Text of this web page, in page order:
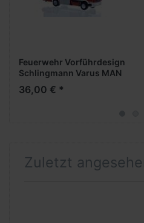
Feuerwehr Vorführdesign
Schlingmann Varus MAN
13t ´08 HLF -
Formneuheit-
36,00 € *
Zuletzt